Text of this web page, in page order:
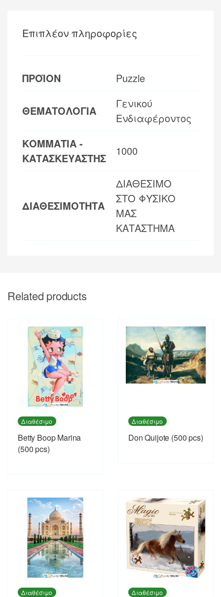
Επιπλέον πληροφορίες
ΠΡΟΪΟΝ Puzzle
ΘΕΜΑΤΟΛΟΓΙΑ
Γενικού
Ενδιαφέροντος
ΚΟΜΜΑΤΙΑ -
ΚΑΤΑΣΚΕΥΑΣΤΗΣ
1000
ΔΙΑΘΕΣΙΜΟΤΗΤΑ
ΔΙΑΘΕΣΙΜΟ
ΣΤΟ ΦΥΣΙΚΟ
ΜΑΣ
ΚΑΤΑΣΤΗΜΑ
Related products
Διαθέσιμο
Betty Boop Marina
(500 pcs)
Διαθέσιμο
Don Quijote (500 pcs)
Διαθέσιμο Διαθέσιμο